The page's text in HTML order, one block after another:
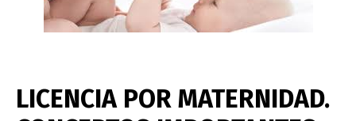
LICENCIA POR MATERNIDAD.